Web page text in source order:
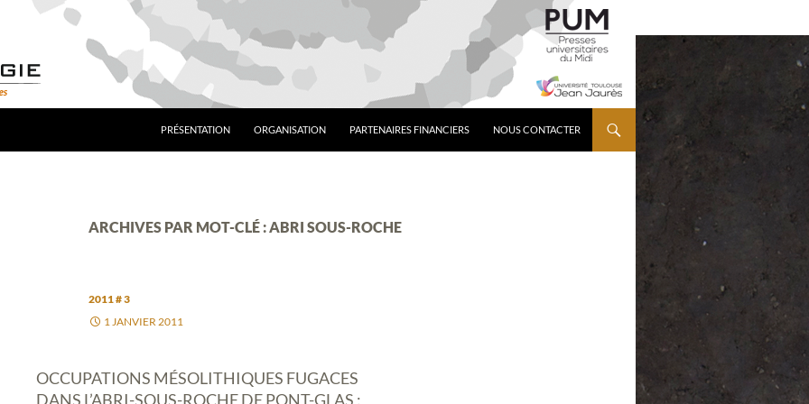
PRÉSENTATION ORGANISATION PARTENAIRES FINANCIERS NOUS CONTACTER
ARCHIVES PAR MOT-CLÉ : ABRI SOUS-ROCHE
2011 # 3
1 JANVIER 2011
OCCUPATIONS MÉSOLITHIQUES FUGACES
DANS L’ABRI-SOUS-ROCHE DE PONT-GLAS :